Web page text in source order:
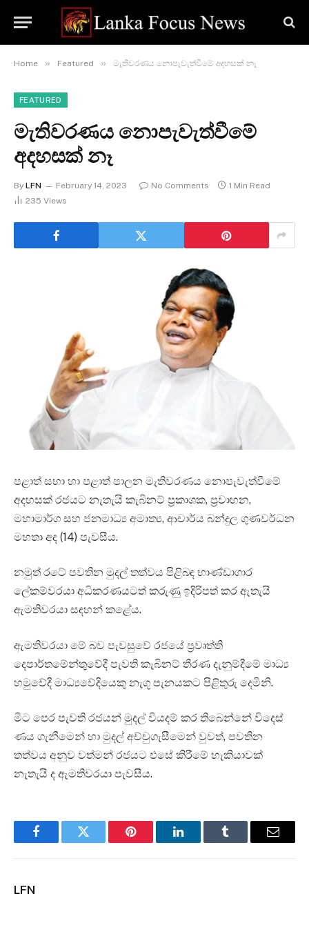
Home » Featured » මැතිවරණය නොපැවැත්වීමේ අදහසක් නෑ
FEATURED
මැතිවරණය නොපැවැත්වීමේ
අදහසක් නෑ
By LFN February 14, 2023 No Comments
1 Min Read
235 Views
පළාත් සභා හා පළාත් පාලන මැතිවරණය නොපැවැත්වීමේ
අදහසක් රජයට නැතැයි කැබිනට් ප්‍රකාශක, ප්‍රවාහන,
මහාමාර්ග සහ ජනමාධ්‍ය අමාත්‍ය, ආචාර්ය බන්දුල ගුණවර්ධන
මහතා අද (14) පැවසීය.
නමුත් රටේ පවතින මුදල් තත්වය පිළිබඳ භාණ්ඩාගාර
ලේකම්වරයා අධිකරණයටත් කරුණු ඉදිරිපත් කර ඇතැයි
ඇමතිවරයා සඳහන් කළේය.
ඇමතිවරයා මේ බව පැවසුවේ රජයේ ප්‍රවෘත්ති
දෙපාර්තමේන්තුවේදී පැවති කැබිනට් තීරණ දැනුම්දීමේ මාධ්‍ය
හමුවේදී මාධ්‍යවේදියෙකු නැගූ පැනයකට පිළිතුරු දෙමිනි.
මීට පෙර පැවති රජයන් මුදල් වියදම් කර තිබෙන්නේ විදෙස්
ණය ගැනීමෙන් හා මුදල් අච්චුගැසීමෙන් වුවත්, පවතින
තත්වය අනුව වත්මන් රජයට එසේ කිරීමේ හැකියාවක්
නැතැයි ද ඇමතිවරයා පැවසීය.
FacebookTwitter Pinterest LinkedInTumblr Email
LFN